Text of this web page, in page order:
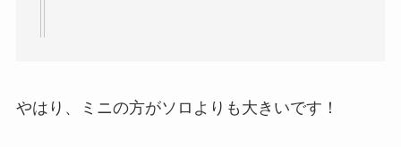
やはり、ミニの方がソロよりも大きいです！